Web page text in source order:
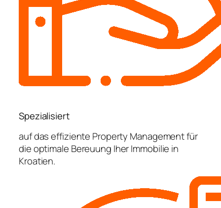
Spezialisiert
auf das effiziente Property Management für
die optimale Bereuung Iher Immobilie in
Kroatien.